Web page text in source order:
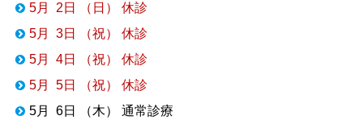
5月 2日 （日） 休診
5月 3日 （祝） 休診
5月 4日 （祝） 休診
5月 5日 （祝） 休診
5月 6日 （木） 通常診療